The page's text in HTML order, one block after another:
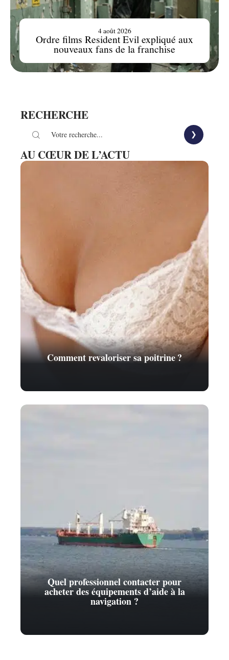
Ordre films Resident Evil expliqué aux
nouveaux fans de la franchise
4 août 2026
RECHERCHE
AU CŒUR DE L’ACTU
Comment revaloriser sa poitrine ?
Quel professionnel contacter pour
acheter des équipements d’aide à la
navigation ?